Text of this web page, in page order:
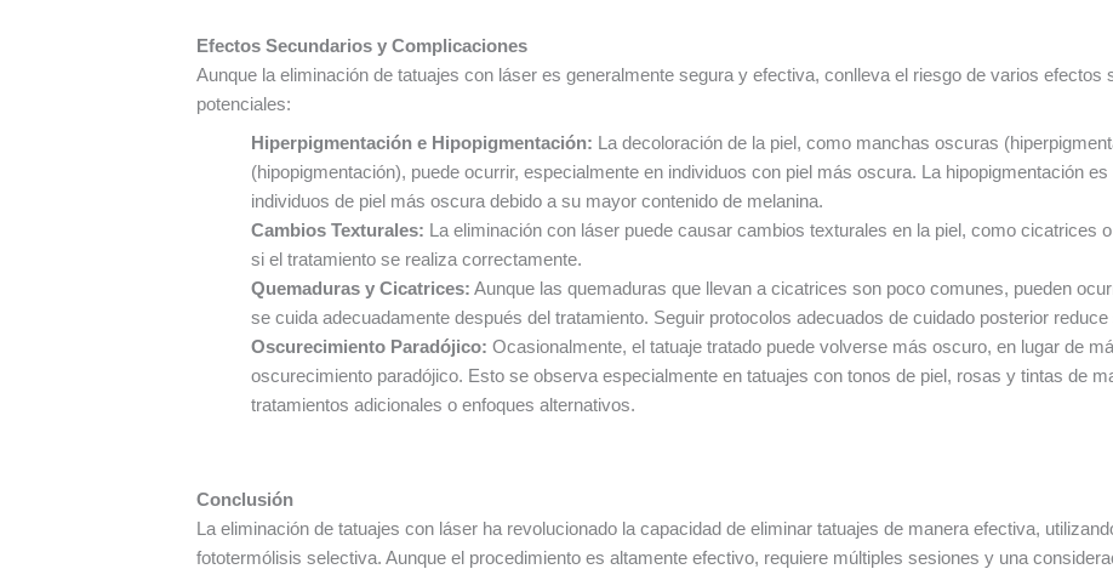
Efectos Secundarios y Complicaciones
Aunque la eliminación de tatuajes con láser es generalmente segura y efectiva, conlleva el riesgo de varios
potenciales:
Hiperpigmentación e Hipopigmentación: La decoloración de la piel, como manchas oscuras
(hipopigmentación), puede ocurrir, especialmente en individuos con piel más oscura. La hipopigmentación
individuos de piel más oscura debido a su mayor contenido de melanina.
Cambios Texturales: La eliminación con láser puede causar cambios texturales en la piel, como cicatrices
si el tratamiento se realiza correctamente.
Quemaduras y Cicatrices: Aunque las quemaduras que llevan a cicatrices son poco comunes, pueden
se cuida adecuadamente después del tratamiento. Seguir protocolos adecuados de cuidado posterior
Oscurecimiento Paradójico: Ocasionalmente, el tatuaje tratado puede volverse más oscuro, en lugar de
oscurecimiento paradójico. Esto se observa especialmente en tatuajes con tonos de piel, rosas y tintas de
tratamientos adicionales o enfoques alternativos.
Conclusión
La eliminación de tatuajes con láser ha revolucionado la capacidad de eliminar tatuajes de manera efectiva,
fototermólisis selectiva. Aunque el procedimiento es altamente efectivo, requiere múltiples sesiones y una